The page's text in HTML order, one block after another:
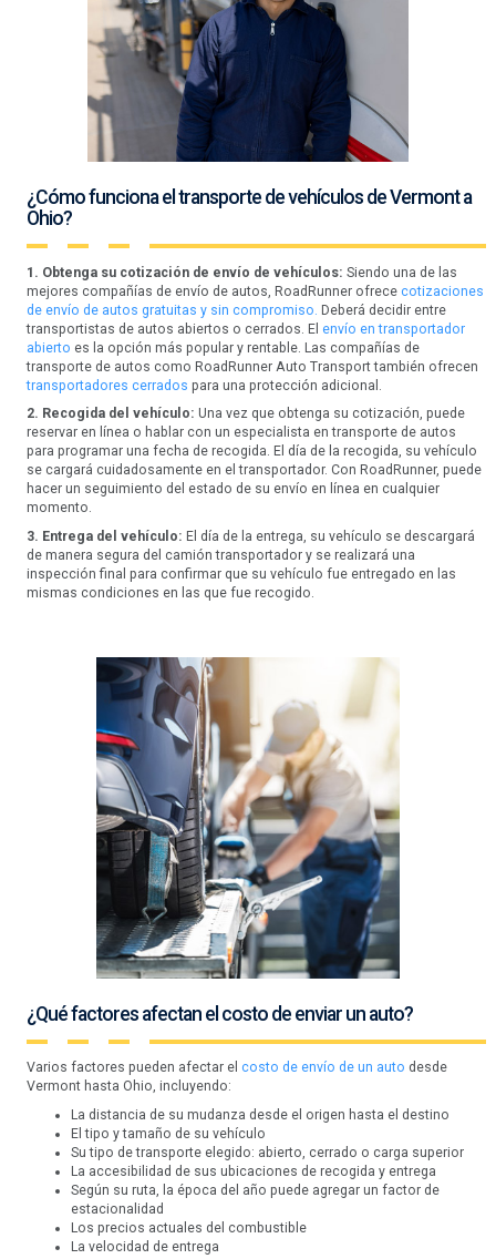
¿Cómo funciona el transporte de vehículos de Vermont a
Ohio?
1. Obtenga su cotización de envío de vehículos: Siendo una de las
mejores compañías de envío de autos, RoadRunner ofrece cotizaciones
de envío de autos gratuitas y sin compromiso. Deberá decidir entre
transportistas de autos abiertos o cerrados. El envío en transportador
abierto es la opción más popular y rentable. Las compañías de
transporte de autos como RoadRunner Auto Transport también ofrecen
transportadores cerrados para una protección adicional.
2. Recogida del vehículo: Una vez que obtenga su cotización, puede
reservar en línea o hablar con un especialista en transporte de autos
para programar una fecha de recogida. El día de la recogida, su vehículo
se cargará cuidadosamente en el transportador. Con RoadRunner, puede
hacer un seguimiento del estado de su envío en línea en cualquier
momento.
3. Entrega del vehículo: El día de la entrega, su vehículo se descargará
de manera segura del camión transportador y se realizará una
inspección final para confirmar que su vehículo fue entregado en las
mismas condiciones en las que fue recogido.
¿Qué factores afectan el costo de enviar un auto?
Varios factores pueden afectar el costo de envío de un auto desde
Vermont hasta Ohio, incluyendo:
La distancia de su mudanza desde el origen hasta el destino
El tipo y tamaño de su vehículo
Su tipo de transporte elegido: abierto, cerrado o carga superior
La accesibilidad de sus ubicaciones de recogida y entrega
Según su ruta, la época del año puede agregar un factor de
estacionalidad
Los precios actuales del combustible
La velocidad de entrega